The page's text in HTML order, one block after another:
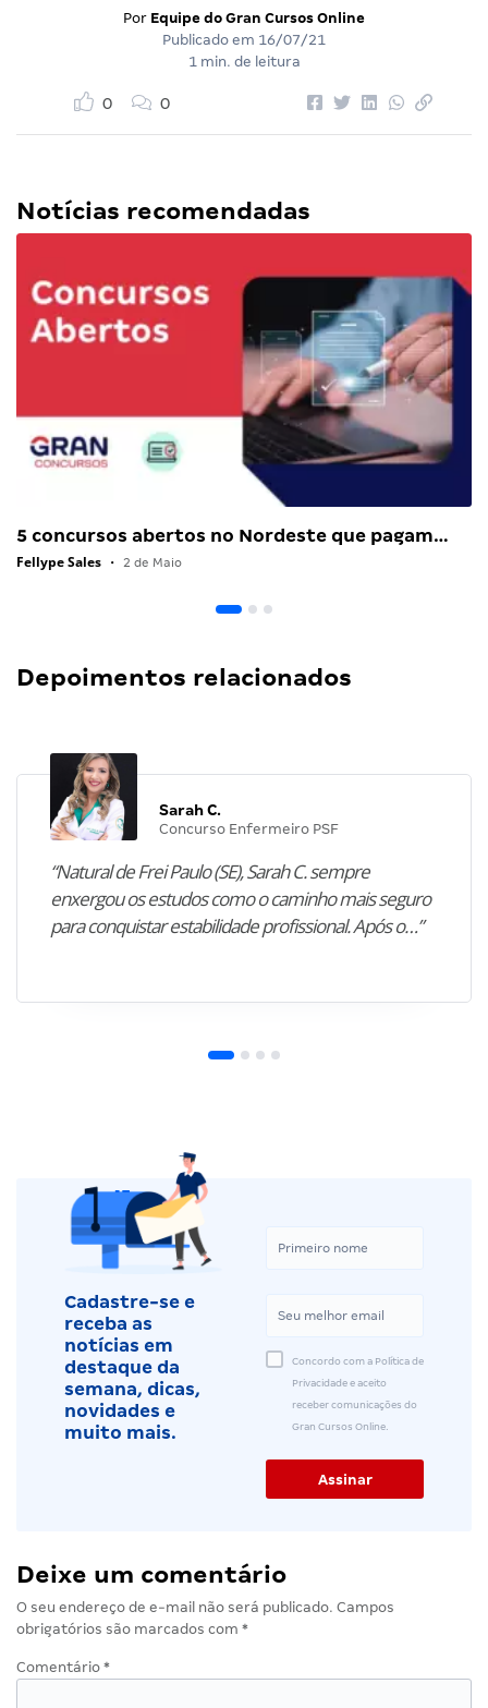
Por Equipe do Gran Cursos Online
Publicado em 16/07/21
1 min. de leitura
0 0
Notícias recomendadas
5 concursos abertos no Nordeste que pagam…
Fellype Sales • 2 de Maio
Depoimentos relacionados
Sarah C.
Concurso Enfermeiro PSF
“Natural de Frei Paulo (SE), Sarah C. sempre
enxergou os estudos como o caminho mais seguro
para conquistar estabilidade profissional. Após o…”
Cadastre-se e
receba as
notícias em
destaque da
semana, dicas,
novidades e
muito mais.
Concordo com a Política de
Privacidade e aceito
receber comunicações do
Gran Cursos Online.
Deixe um comentário
O seu endereço de e-mail não será publicado. Campos
obrigatórios são marcados com *
Comentário *